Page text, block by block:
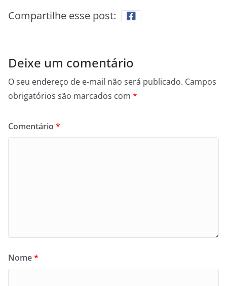
Compartilhe esse post:
Deixe um comentário
O seu endereço de e-mail não será publicado. Campos
obrigatórios são marcados com *
Comentário *
Nome*